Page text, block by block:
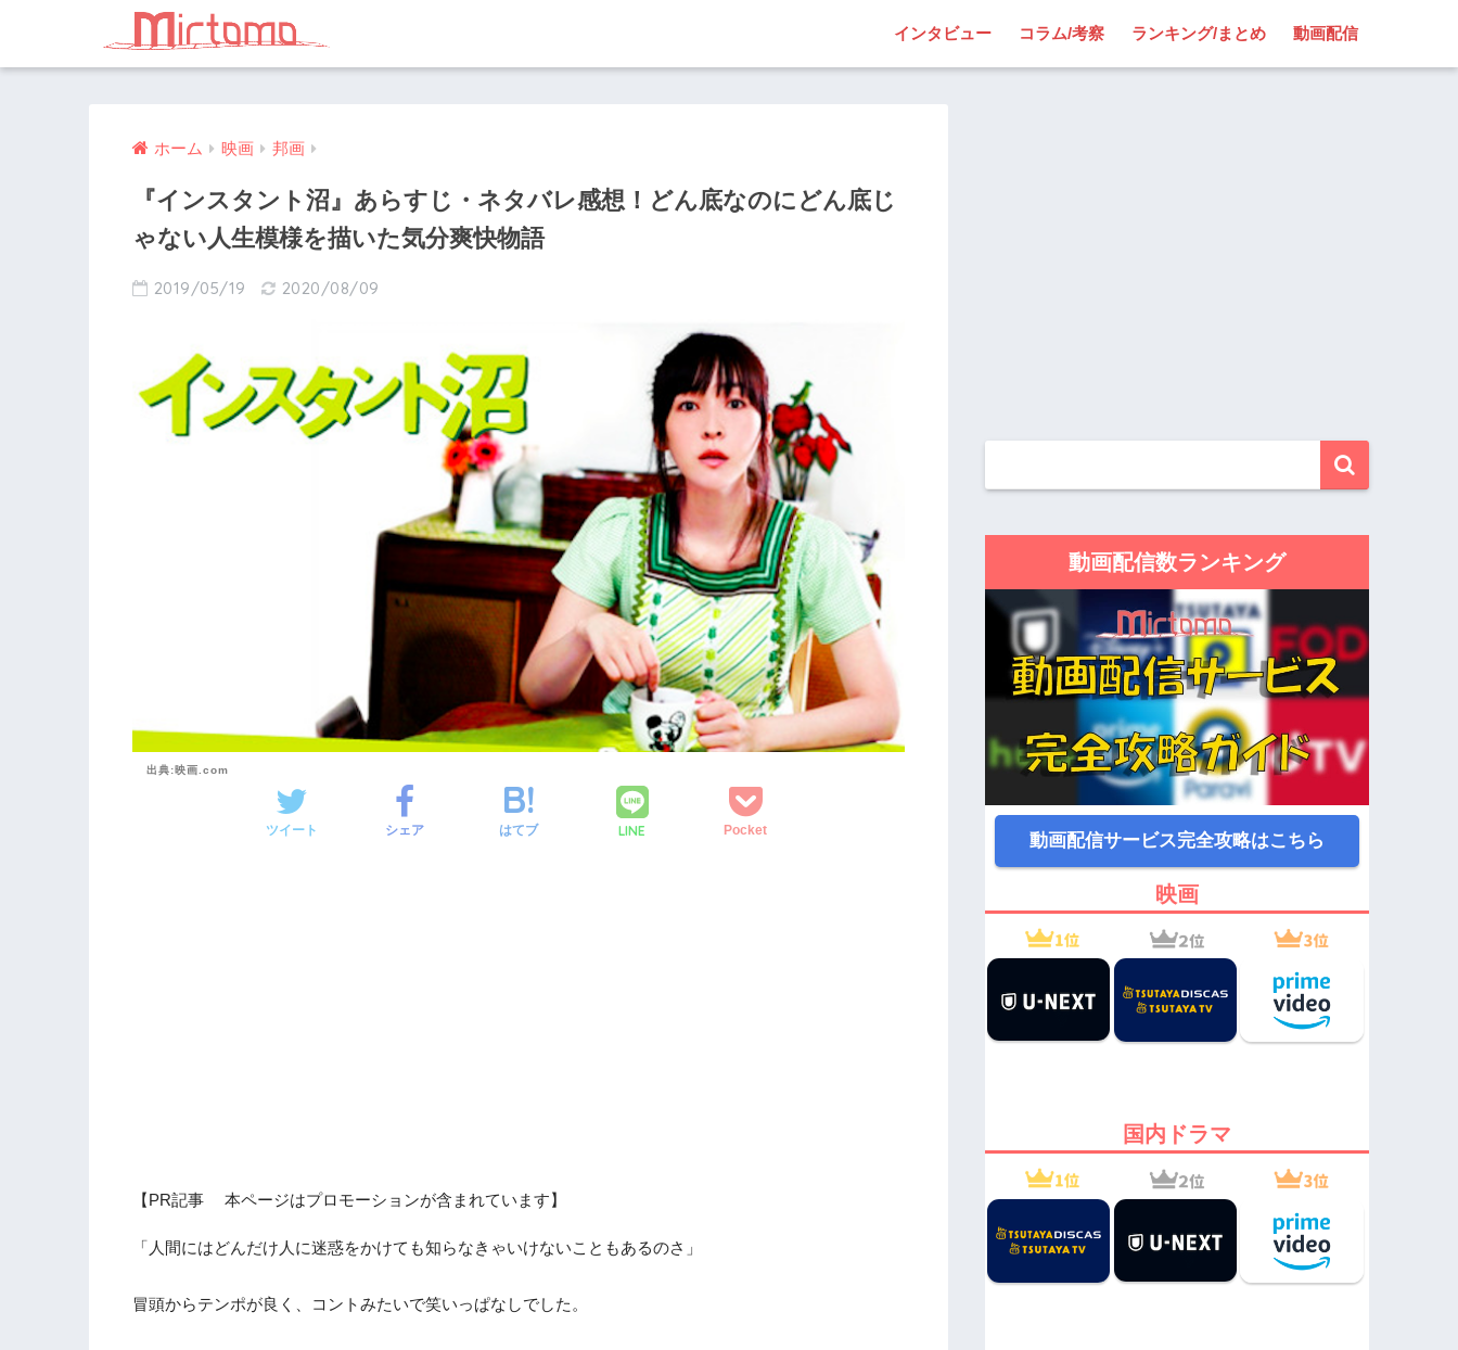
インタビュー コラム/考察 ランキング/まとめ 動画配信
ホーム 映画 邦画
『インスタント沼』あらすじ・ネタバレ感想！どん底なのにどん底じ
ゃない人生模様を描いた気分爽快物語
2019/05/19 2020/08/09
出典:映画.com
ツイート シェア はてブ LINE Pocket
【PR記事 本ページはプロモーションが含まれています】
「人間にはどんだけ人に迷惑をかけても知らなきゃいけないこともあるのさ」
冒頭からテンポが良く、コントみたいで笑いっぱなしでした。
動画配信数ランキング
動画配信サービス完全攻略はこちら
映画
国内ドラマ